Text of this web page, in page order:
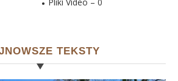
Pliki Video – 0
TEKSTY